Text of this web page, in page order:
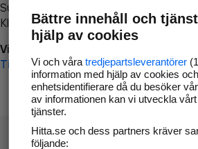
Surfa till
Klicka påTillbaka-knappen i
Vi beklagar besväret!
Till startsidan
Bättre innehåll och
hjälp av cookies
Vi och våra tredjepartsleverantörer
information med hjälp av cookies och
enhetsidentifierare då du besöker
av informationen kan vi utveckla
tjänster.
Hitta.se och dess partners kräver
följande: